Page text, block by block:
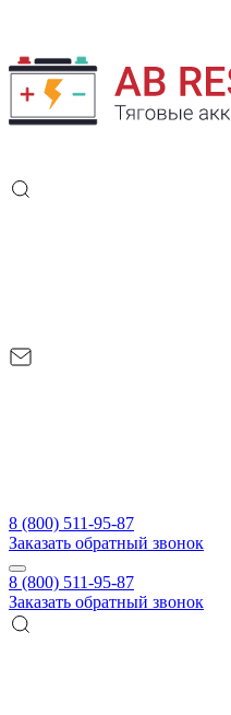
8 (800) 511-95-87
Заказать обратный звонок
8 (800) 511-95-87
Заказать обратный звонок